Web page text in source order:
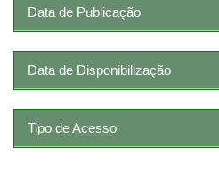
Data de Publicação
Data de Disponibilização
Tipo de Acesso